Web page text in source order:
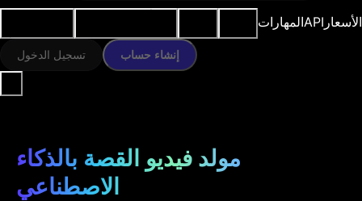
المهاراتAPI الأسعار
تسجيل الدخول إنشاء حساب
مولد فيديو القصة بالذكاء
الاصطناعي